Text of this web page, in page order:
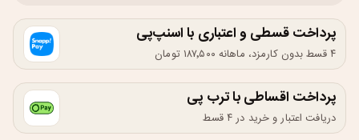
پرداخت قسطی و اعتباری با اسنپ‌پی
۴ قسط بدون کارمزد، ماهانه ۱۸۷٬۵۰۰ تومان
پرداخت اقساطی با ترب پی
دریافت اعتبار و خرید در ۴ قسط